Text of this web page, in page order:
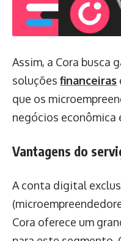
Assim, a Cora busca
soluções financeiras
que os
negócios econômica
Vantagens do
A conta digital
Cora oferece um